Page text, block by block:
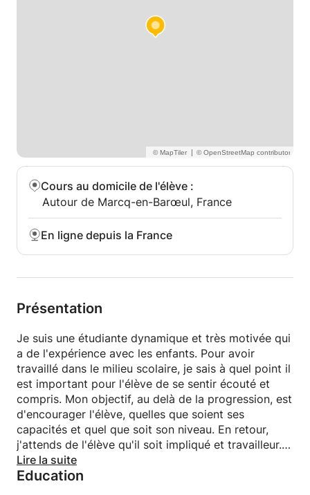
|
Cours au domicile de l'élève :
Autour de Marcq-en-Barœul, France
En ligne depuis la France
Présentation
Je suis une étudiante dynamique et très motivée qui
a de l'expérience avec les enfants. Pour avoir
travaillé dans le milieu scolaire, je sais à quel point il
est important pour l'élève de se sentir écouté et
compris. Mon objectif, au delà de la progression, est
d'encourager l'élève, quelles que soient ses
capacités et quel que soit son niveau. En retour,
j'attends de l'élève qu'il soit impliqué et travailleur.
Je suis persuadée qu'avec de la détermination et du
travail tout est possible!
Lire la suite
Education